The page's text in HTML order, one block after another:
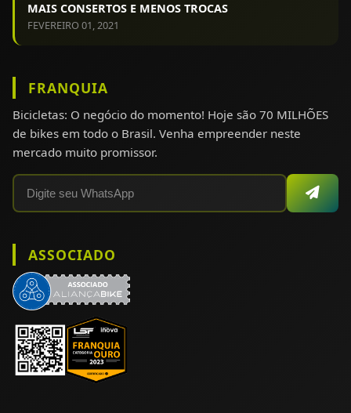
MAIS CONSERTOS E MENOS TROCAS
FEVEREIRO 01, 2021
FRANQUIA
Bicicletas: O negócio do momento! Hoje são 70 MILHÕES
de bikes em todo o Brasil. Venha empreender neste
mercado muito promissor.
ASSOCIADO